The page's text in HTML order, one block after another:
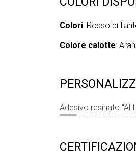
Colori: Rosso
Colore calotte:
Adesivo resinato